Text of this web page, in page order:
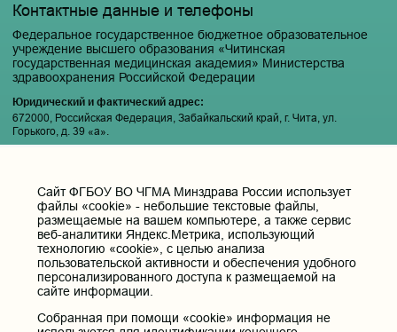
Контактные данные и телефоны
Федеральное государственное бюджетное образовательное
учреждение высшего образования «Читинская
государственная медицинская академия» Министерства
здравоохранения Российской Федерации
Юридический и фактический адрес:
672000, Российская Федерация, Забайкальский край, г. Чита, ул.
Горького, д. 39 «а».
Электронная почта:
pochta@chitgma.ru
Официальная группа «ВКонтакте»:
https://vk.com/news_chgma
Официальный канал «Телеграмм»:
https://t.me/chgma75
Официальный канал «МАХ»:
Cайт ФГБОУ ВО ЧГМА Минздрава России использует
файлы «cookie» - небольшие текстовые файлы,
размещаемые на вашем компьютере, а также сервис
веб-аналитики Яндекс.Метрика, использующий
технологию «cookie», с целью анализа
пользовательской активности и обеспечения удобного
персонализированного доступа к размещаемой на
сайте информации.
Собранная при помощи «cookie» информация не